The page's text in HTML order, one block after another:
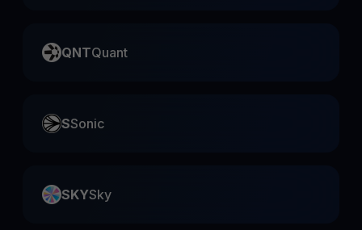
QNTQuant
SSonic
SKYSky